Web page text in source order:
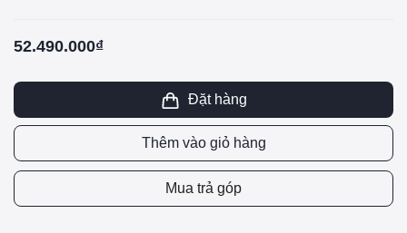
52.490.000₫
Đặt hàng
Thêm vào giỏ hàng
Mua trả góp